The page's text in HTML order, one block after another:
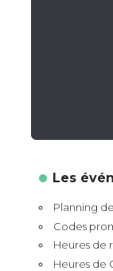
Les
Planning
Codes
Heures de
Heures de